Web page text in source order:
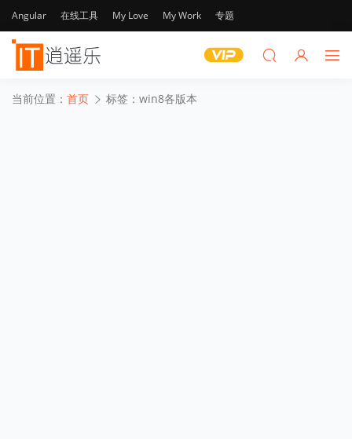
Angular 在线工具 My Love My Work 专题
当前位置： 首页 标签：win8各版本